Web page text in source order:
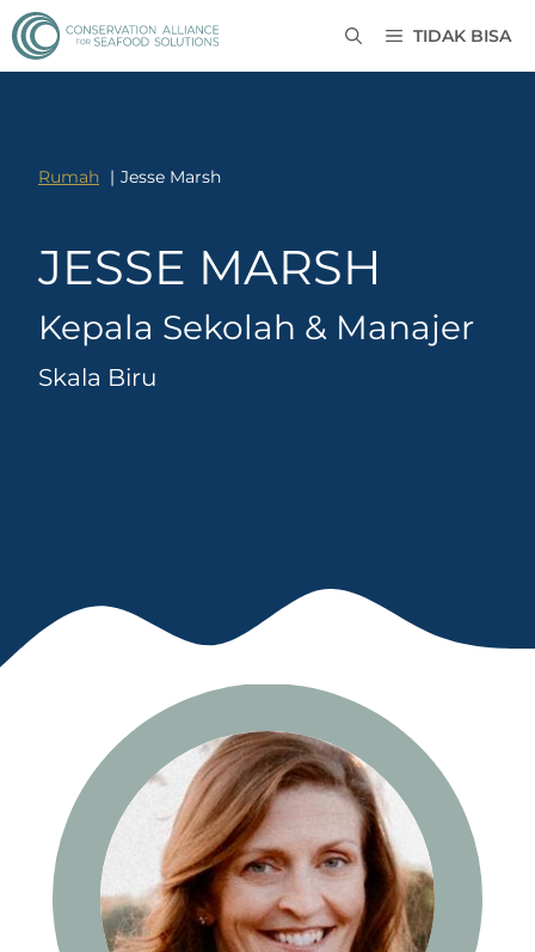
TIDAK BISA
Rumah Jesse Marsh
JESSE MARSH
Kepala Sekolah & Manajer
Skala Biru